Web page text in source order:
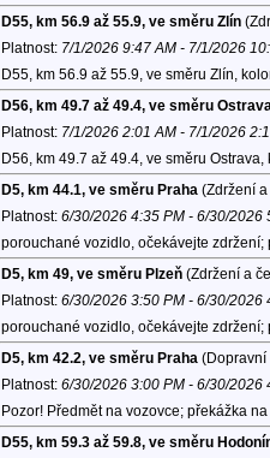
D55, km 56.9 až 55.9, ve směru Zlín
Platnost: 7/1/2026 9:47 AM - 7/1/2026
D55, km 56.9 až 55.9, ve směru Zlín,
D56, km 49.7 až 49.4, ve směru
Platnost: 7/1/2026 2:01 AM - 7/1/2026
D56, km 49.7 až 49.4, ve směru Ostrava,
D5, km 44.1, ve směru Praha (Zdržení
Platnost: 6/30/2026 4:35 PM - 6/30/2026
porouchané vozidlo, očekávejte
D5, km 49, ve směru Plzeň(Zdržení a
Platnost: 6/30/2026 3:50 PM - 6/30/2026
porouchané vozidlo, očekávejte
D5, km 42.2, ve směru Praha (Dopravní
Platnost: 6/30/2026 3:00 PM - 6/30/2026
Pozor! Předmět na vozovce; překážka
D55, km 59.3 až 59.8, ve směru